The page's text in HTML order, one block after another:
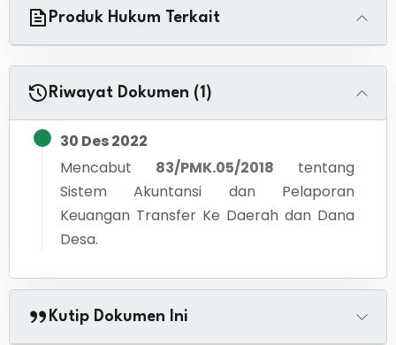
Produk Hukum Terkait
Riwayat Dokumen (1)
30 Des 2022
Mencabut
83/PMK.05/2018
tentang
Sistem Akuntansi dan Pelaporan
Keuangan Transfer Ke Daerah dan Dana
Desa.
Kutip Dokumen Ini